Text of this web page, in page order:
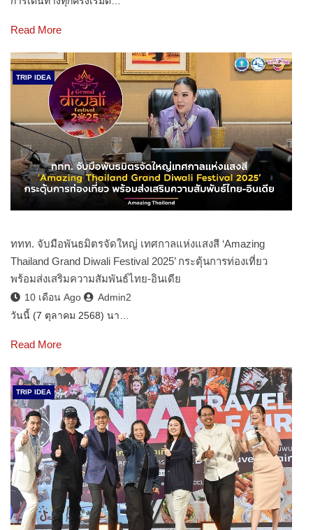
Read More
TRIP IDEA
ททท. จับมือพันธมิตรจัดใหญ่ เทศกาลแห่งแสงสี ‘Amazing
Thailand Grand Diwali Festival 2025’ กระตุ้นการท่องเที่ยว
พร้อมส่งเสริมความสัมพันธ์ไทย-อินเดีย
10 เดือน Ago
Admin2
วันนี้ (7 ตุลาคม 2568) นา…
Read More
TRIP IDEA